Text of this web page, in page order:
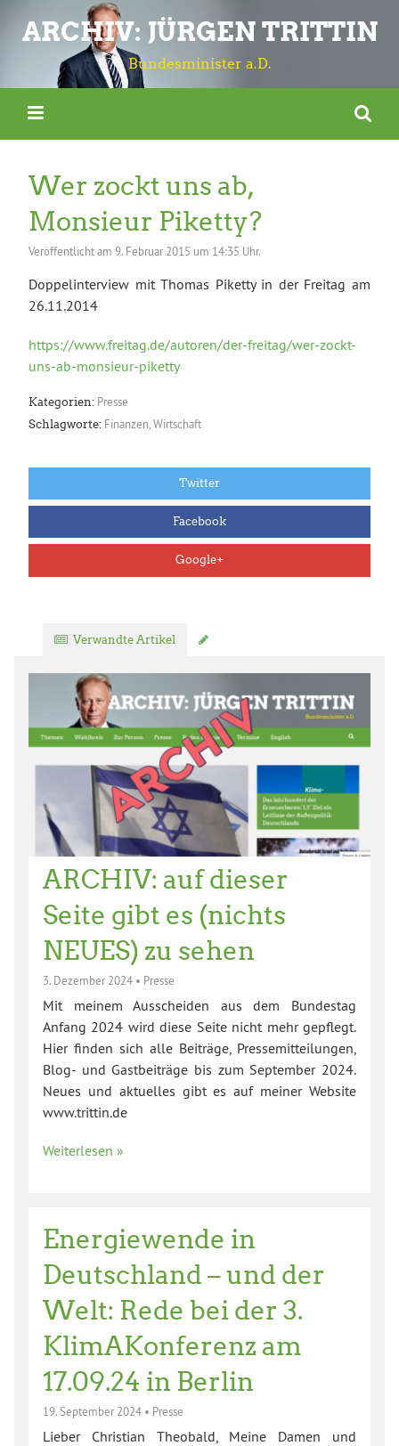
ARCHIV: JÜRGEN TRITTIN
Bundesminister a.D.
Wer zockt uns ab,
Monsieur Piketty?
Veröffentlicht am 9. Februar 2015 um 14:35 Uhr.
Doppelinterview mit Thomas Piketty in der Freitag am
26.11.2014
https://www.freitag.de/autoren/der-freitag/wer-zockt-
uns-ab-monsieur-piketty
Kategorien: Presse
Schlagworte: Finanzen Wirtschaft
Twitter
Facebook
Google+
Verwandte Artikel
ARCHIV: auf dieser
Seite gibt es (nichts
NEUES) zu sehen
3. Dezember 2024 • Presse
Mit meinem Ausscheiden aus dem Bundestag
Anfang 2024 wird diese Seite nicht mehr gepflegt.
Hier finden sich alle Beiträge, Pressemitteilungen,
Blog- und Gastbeiträge bis zum September 2024.
Neues und aktuelles gibt es auf meiner Website
www.trittin.de
Weiterlesen »
Energiewende in
Deutschland – und der
Welt: Rede bei der 3.
KlimAKonferenz am
17.09.24 in Berlin
19. September 2024 • Presse
Lieber Christian Theobald, Meine Damen und